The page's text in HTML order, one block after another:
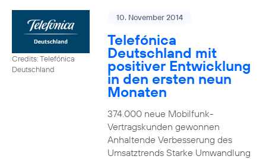
Credits: Telefónica
Deutschland
10. November 2014
Telefónica
Deutschland mit
positiver Entwicklung
in den ersten neun
Monaten
374.000 neue Mobilfunk-
Vertragskunden gewonnen
Anhaltende Verbesserung des
Umsatztrends Starke Umwandlung